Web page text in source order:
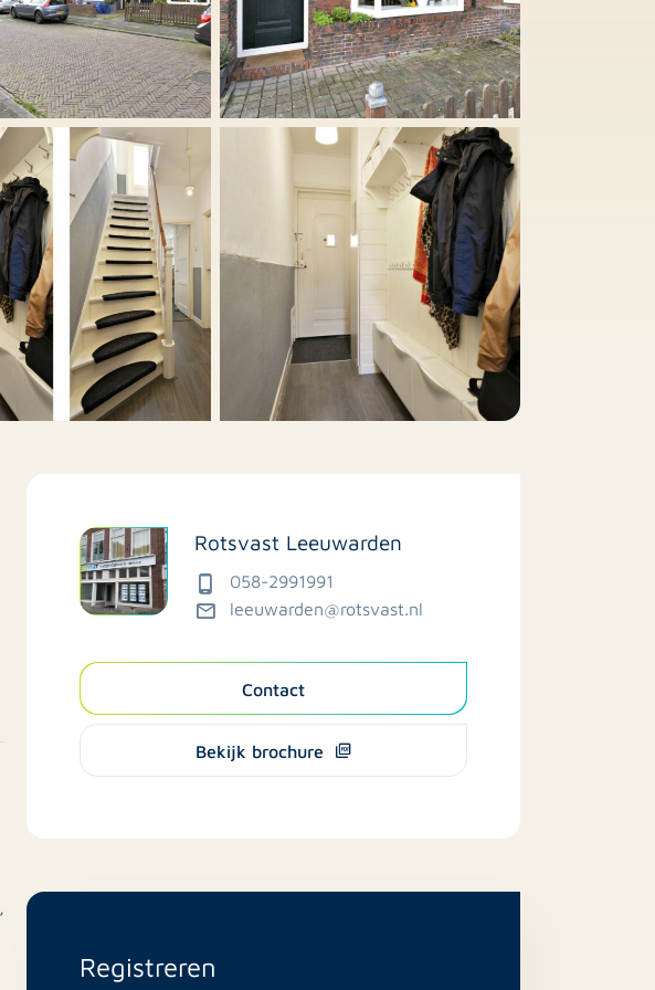
Rotsvast Leeuwarden
058-2991991
leeuwarden@rotsvast.nl
Contact
Bekijk brochure
Registreren